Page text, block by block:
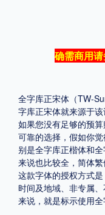
中国大陆 中国
POP字体下载
字体新闻 字体文
确需商用
全字库正宋体（TW-
字库正宋体就来源于该
如果您没有足够的预
可靠的选择，假如你
别是全字库正楷体和
来说也比较全，简体
这款字体的授权方式
时间及地域、非专属
来说，就是标示使用